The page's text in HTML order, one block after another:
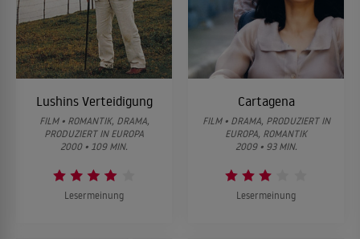
Lushins Verteidigung
FILM • ROMANTIK, DRAMA,
PRODUZIERT IN EUROPA
2000 • 109 MIN.
Lesermeinung
Cartagena
FILM • DRAMA, PRODUZIERT IN
EUROPA, ROMANTIK
2009 • 93 MIN.
Lesermeinung